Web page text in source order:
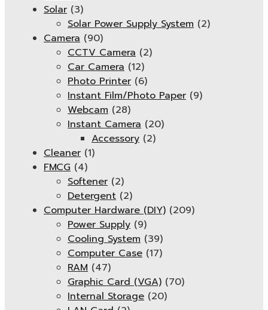
Solar (3)
Solar Power Supply System (2)
Camera (90)
CCTV Camera (2)
Car Camera (12)
Photo Printer (6)
Instant Film/Photo Paper (9)
Webcam (28)
Instant Camera (20)
Accessory (2)
Cleaner (1)
FMCG (4)
Softener (2)
Detergent (2)
Computer Hardware (DIY) (209)
Power Supply (9)
Cooling System (39)
Computer Case (17)
RAM (47)
Graphic Card (VGA) (70)
Internal Storage (20)